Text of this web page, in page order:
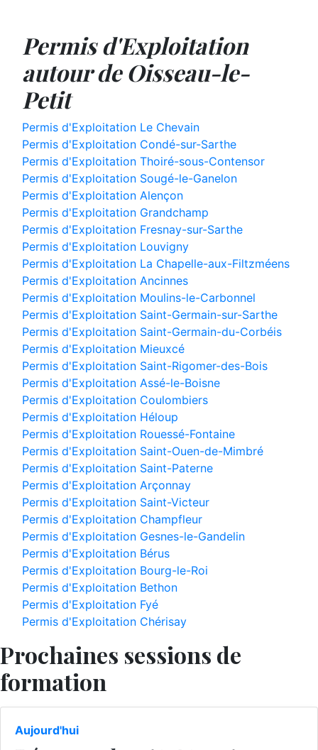
Permis d'Exploitation
autour de Oisseau-le-
Petit
Permis d'Exploitation Le Chevain
Permis d'Exploitation Condé-sur-Sarthe
Permis d'Exploitation Thoiré-sous-Contensor
Permis d'Exploitation Sougé-le-Ganelon
Permis d'Exploitation Alençon
Permis d'Exploitation Grandchamp
Permis d'Exploitation Fresnay-sur-Sarthe
Permis d'Exploitation Louvigny
Permis d'Exploitation La Chapelle-aux-Filtzméens
Permis d'Exploitation Ancinnes
Permis d'Exploitation Moulins-le-Carbonnel
Permis d'Exploitation Saint-Germain-sur-Sarthe
Permis d'Exploitation Saint-Germain-du-Corbéis
Permis d'Exploitation Mieuxcé
Permis d'Exploitation Saint-Rigomer-des-Bois
Permis d'Exploitation Assé-le-Boisne
Permis d'Exploitation Coulombiers
Permis d'Exploitation Héloup
Permis d'Exploitation Rouessé-Fontaine
Permis d'Exploitation Saint-Ouen-de-Mimbré
Permis d'Exploitation Saint-Paterne
Permis d'Exploitation Arçonnay
Permis d'Exploitation Saint-Victeur
Permis d'Exploitation Champfleur
Permis d'Exploitation Gesnes-le-Gandelin
Permis d'Exploitation Bérus
Permis d'Exploitation Bourg-le-Roi
Permis d'Exploitation Bethon
Permis d'Exploitation Fyé
Permis d'Exploitation Chérisay
Prochaines sessions de
formation
Aujourd'hui